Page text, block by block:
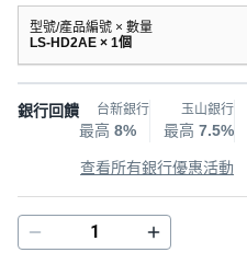
型號/產品編號 × 數量
LS-HD2AE × 1個
銀行回饋 台新銀行
最高 8%
玉山銀行
最高 7.5%
查看所有銀行優惠活動